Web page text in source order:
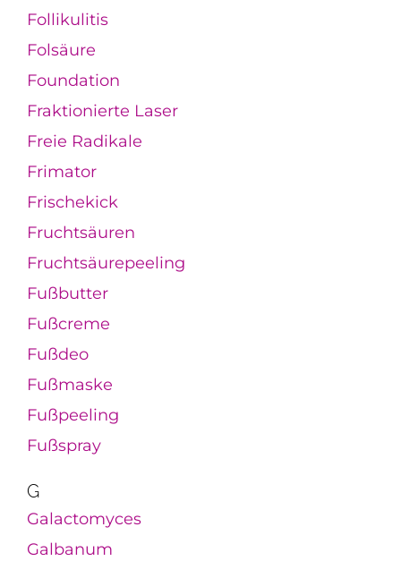
Follikulitis
Folsäure
Foundation
Fraktionierte Laser
Freie Radikale
Frimator
Frischekick
Fruchtsäuren
Fruchtsäurepeeling
Fußbutter
Fußcreme
Fußdeo
Fußmaske
Fußpeeling
Fußspray
G
Galactomyces
Galbanum